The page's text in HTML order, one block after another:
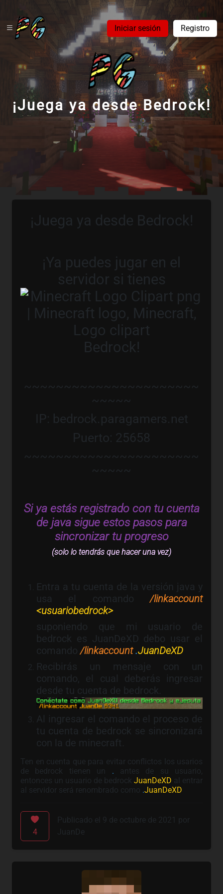
Iniciar sesión Registro
¡Juega ya desde Bedrock!
¡Juega ya desde Bedrock!
¡Ya puedes jugar en el
servidor si tienes
Bedrock!
~~~~~~~~~~~~~~~~~~~~~~
~~~~~
IP: bedrock.paragamers.net
Puerto: 25658
~~~~~~~~~~~~~~~~~~~~~~
~~~~~
Si ya estás registrado con tu cuenta
de java sigue estos pasos para
sincronizar tu progreso
(solo lo tendrás que hacer una vez)
Entra a tu cuenta de la versión java y
usa el comando/linkaccount
<usuariobedrock>
suponiendo que mi usuario de
bedrock es JuanDeXD debo usar el
comando /linkaccount.JuanDeXD
Recibirás un mensaje con un
comando, el cual deberás ingresar
desde tu cuenta de bedrock.
Al ingresar el comando el proceso de
tu cuenta de bedrock se sincronizará
con la de minecraft.
Ten en cuenta que para evitar conflictos los usarios
de bedrock tienen un . antes de su usuario,
entonces un usuario de bedrock JuanDeXD al entrar
al servidor será renombrado como .JuanDeXD
4
Publicado el 9 de octubre de 2021 por
JuanDe